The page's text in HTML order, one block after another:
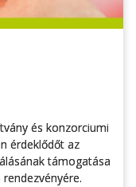
és konzorciumi
érdeklődőt az
támogatása